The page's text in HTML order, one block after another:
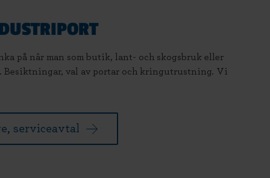
på när man som butik, lant- och skogsbruk eller
Besiktningar, val av portar och kringutrustning. Vi
serviceavtal